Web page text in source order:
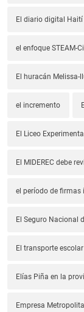
El diario digital Haití
el enfoque STEAM-
El huracán Melissa-
el incremento
El Liceo
El MIDEREC debe
el período de firmas
El Seguro Nacional
El transporte escolar
Elías Piña en la
Empresa